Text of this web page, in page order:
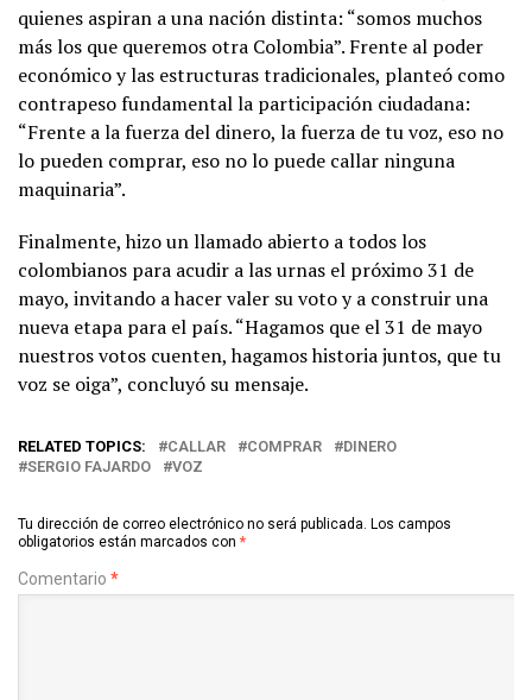
quienes aspiran a una nación distinta: “somos muchos
más los que queremos otra Colombia”. Frente al poder
económico y las estructuras tradicionales, planteó como
contrapeso fundamental la participación ciudadana:
“Frente a la fuerza del dinero, la fuerza de tu voz, eso no
lo pueden comprar, eso no lo puede callar ninguna
maquinaria”.
Finalmente, hizo un llamado abierto a todos los
colombianos para acudir a las urnas el próximo 31 de
mayo, invitando a hacer valer su voto y a construir una
nueva etapa para el país. “Hagamos que el 31 de mayo
nuestros votos cuenten, hagamos historia juntos, que tu
voz se oiga”, concluyó su mensaje.
RELATED TOPICS: CALLAR COMPRAR
DINERO
SERGIO FAJARDO
VOZ
Tu dirección de correo electrónico no será publicada. Los campos
obligatorios están marcados con *
Comentario *